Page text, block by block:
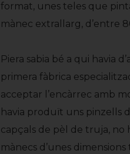
format, unes teles que
mànec extrallarg, d’entre
Piera sabia bé a qui havia
primera fàbrica
acceptar l’encàrrec amb
havia produït uns pinzells
capçals de pèl de truja, no
mànecs d’unes